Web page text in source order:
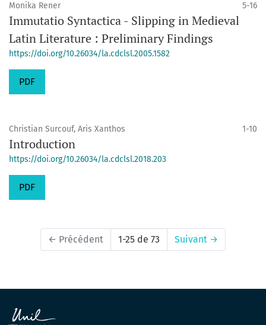
Monika Rener 5-16
Immutatio Syntactica - Slipping in Medieval
Latin Literature : Preliminary Findings
https://doi.org/10.26034/la.cdclsl.2005.1582
PDF
Christian Surcouf, Aris Xanthos 1-10
Introduction
https://doi.org/10.26034/la.cdclsl.2018.203
PDF
← Précédent 1-25 de 73 Suivant →